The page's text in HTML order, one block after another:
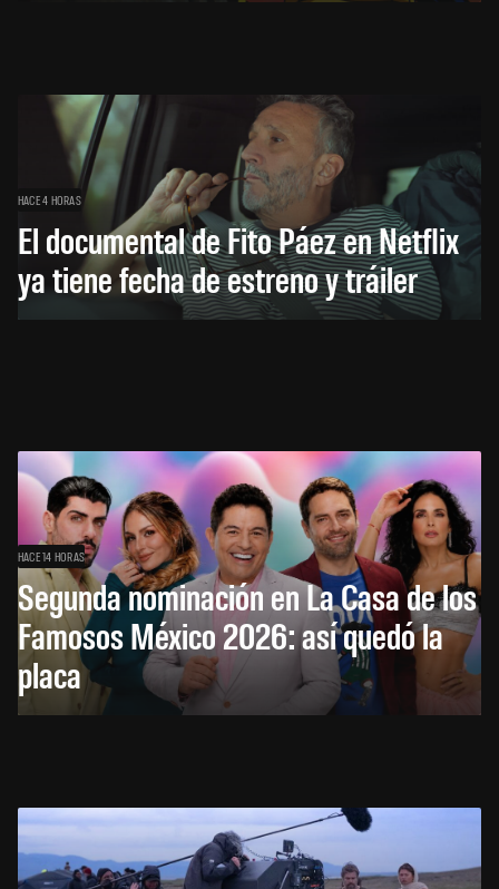
HACE 4 HORAS
El documental de Fito Páez en Netflix
ya tiene fecha de estreno y tráiler
HACE 14 HORAS
Segunda nominación en La Casa de los
Famosos México 2026: así quedó la
placa